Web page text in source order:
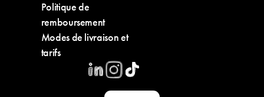
Politique de
remboursement
Modes de livraison et
tarifs